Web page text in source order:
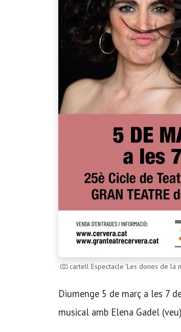
cartell Espectacle 'Les dones de la
Diumenge 5 de març a les 7
musical amb Elena Gadel